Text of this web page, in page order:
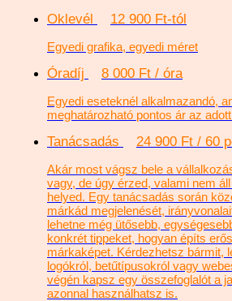
Oklevél 12 900 Ft-tól
Egyedi grafika, egyedi méret
Óradíj 8 000 Ft / óra
Egyedi eseteknél alkalmazandó,
meghatározható pontos ár az
Tanácsadás 24 900 Ft / 60
Akár most vágsz bele a
vagy, de úgy érzed, valami nem
helyed. Egy tanácsadás során
márkád megjelenését,
lehetne még ütősebb,
konkrét tippeket, hogyan építs
márkaképet. Kérdezhetsz bármit,
logókról, betűtípusokról vagy
végén kapsz egy összefoglalót a
azonnal használhatsz is.